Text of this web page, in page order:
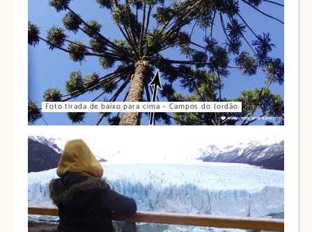
Foto tirada de baixo para cima – Campos do Jordão